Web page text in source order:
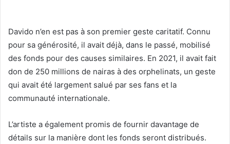
Davido n’en est pas à son premier geste caritatif. Connu
pour sa générosité, il avait déjà, dans le passé, mobilisé
des fonds pour des causes similaires. En 2021, il avait fait
don de 250 millions de nairas à des orphelinats, un geste
qui avait été largement salué par ses fans et la
communauté internationale.
L’artiste a également promis de fournir davantage de
détails sur la manière dont les fonds seront distribués.